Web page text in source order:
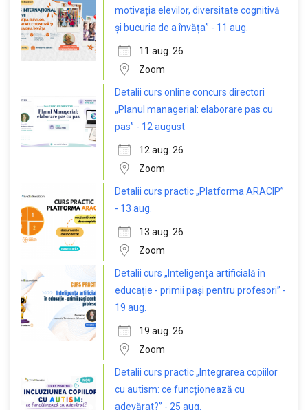
motivația elevilor, diversitate cognitivă
și bucuria de a învăța” - 11 aug.
11 aug. 26
Zoom
Detalii curs online concurs directori
„Planul managerial: elaborare pas cu
pas” - 12 august
12 aug. 26
Zoom
Detalii curs practic „Platforma ARACIP”
- 13 aug.
13 aug. 26
Zoom
Detalii curs „Inteligența artificială în
educație - primii pași pentru profesori” -
19 aug.
19 aug. 26
Zoom
Detalii curs practic „Integrarea copiilor
cu autism: ce funcționează cu
adevărat?” - 25 aug.